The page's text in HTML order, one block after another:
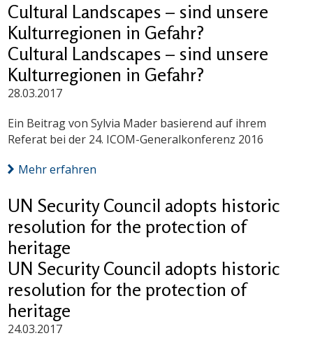
Cultural Landscapes – sind unsere
Kulturregionen in Gefahr?
Cultural Landscapes – sind unsere
Kulturregionen in Gefahr?
28.03.2017
Ein Beitrag von Sylvia Mader basierend auf ihrem
Referat bei der 24. ICOM-Generalkonferenz 2016
Mehr erfahren
UN Security Council adopts historic
resolution for the protection of
heritage
UN Security Council adopts historic
resolution for the protection of
heritage
24.03.2017